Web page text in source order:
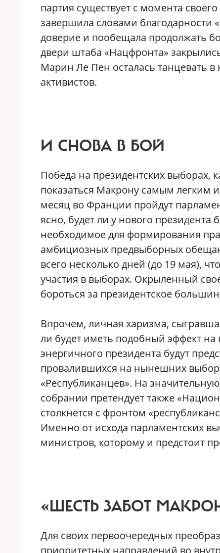
партия существует с момента
завершила словами благодарности
доверие и пообещала продолжать
двери штаба «Нацфронта»
Марин Ле Пен осталась танцевать
активистов.
И СНОВА В БОЙ
Победа на президентских выборах,
показаться Макрону самым легким
месяц во Франции пройдут
ясно, будет ли у нового
необходимое для формирования
амбициозных предвыборных
всего несколько дней (до 19 мая),
участия в выборах. Окрыленный
бороться за президентское
Впрочем, личная харизма,
ли будет иметь подобный эффект на
энергичного президента будут
провалившихся на нынешних
«Республиканцев». На
собрании претендует также
столкнется с фронтом
Именно от исхода парламентских
министров, которому и предстоит
«ШЕСТЬ ЗАБОТ
Для своих первоочередных
приоритетных направлений во